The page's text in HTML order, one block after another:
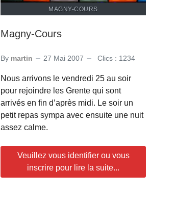
MAGNY-COURS
Magny-Cours
By martin 27 Mai 2007 Clics : 1234
Nous arrivons le vendredi 25 au soir
pour rejoindre les Grente qui sont
arrivés en fin d’après midi. Le soir un
petit repas sympa avec ensuite une nuit
assez calme.
Veuillez vous identifier ou vous
inscrire pour lire la suite...